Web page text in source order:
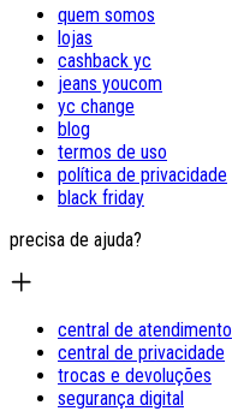
quem somos
lojas
cashback yc
jeans youcom
yc change
blog
termos de uso
política de privacidade
black friday
precisa de ajuda?
central de atendimento
central de privacidade
trocas e devoluções
segurança digital